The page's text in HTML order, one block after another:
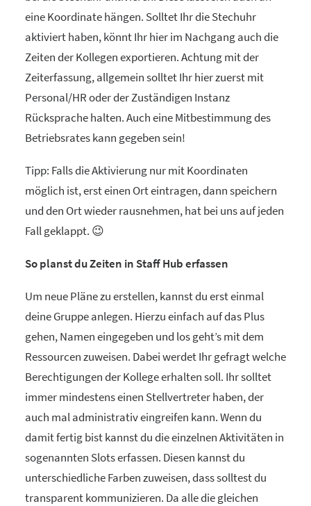
eine Koordinate hängen. Solltet Ihr die Stechuhr
aktiviert haben, könnt Ihr hier im Nachgang auch die
Zeiten der Kollegen exportieren. Achtung mit der
Zeiterfassung, allgemein solltet Ihr hier zuerst mit
Personal/HR oder der Zuständigen Instanz
Rücksprache halten. Auch eine Mitbestimmung des
Betriebsrates kann gegeben sein!
Tipp: Falls die Aktivierung nur mit Koordinaten
möglich ist, erst einen Ort eintragen, dann speichern
und den Ort wieder rausnehmen, hat bei uns auf jeden
Fall geklappt. 😉
So planst du Zeiten in Staff Hub erfassen
Um neue Pläne zu erstellen, kannst du erst einmal
deine Gruppe anlegen. Hierzu einfach auf das Plus
gehen, Namen eingegeben und los geht’s mit dem
Ressourcen zuweisen. Dabei werdet Ihr gefragt welche
Berechtigungen der Kollege erhalten soll. Ihr solltet
immer mindestens einen Stellvertreter haben, der
auch mal administrativ eingreifen kann. Wenn du
damit fertig bist kannst du die einzelnen Aktivitäten in
sogenannten Slots erfassen. Diesen kannst du
unterschiedliche Farben zuweisen, dass solltest du
transparent kommunizieren. Da alle die gleichen